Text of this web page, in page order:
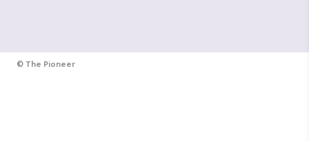
© The Pioneer